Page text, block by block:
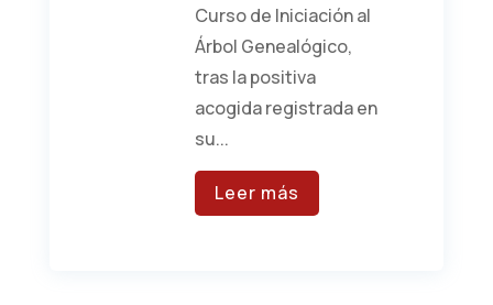
Curso de Iniciación al
Árbol Genealógico,
tras la positiva
acogida registrada en
su...
Leer más